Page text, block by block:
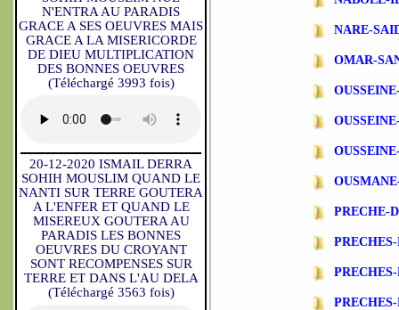
N'ENTRA AU PARADIS
GRACE A SES OEUVRES MAIS
GRACE A LA MISERICORDE
DE DIEU MULTIPLICATION
DES BONNES OEUVRES
(Téléchargé 3993 fois)
20-12-2020 ISMAIL DERRA
SOHIH MOUSLIM QUAND LE
NANTI SUR TERRE GOUTERA
A L'ENFER ET QUAND LE
MISEREUX GOUTERA AU
PARADIS LES BONNES
OEUVRES DU CROYANT
SONT RECOMPENSES SUR
TERRE ET DANS L'AU DELA
(Téléchargé 3563 fois)
NARE-
OMAR-
PRECHE-